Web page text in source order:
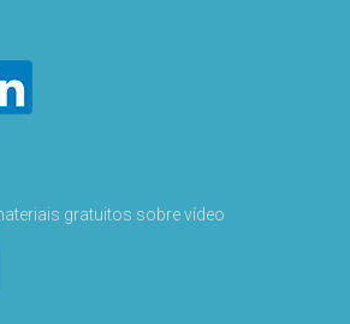
gratuitos sobre vídeo